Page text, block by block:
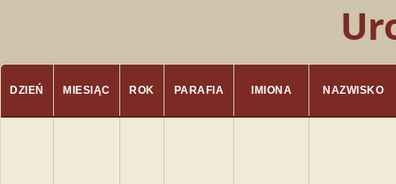
DZIEŃ MIESIĄC ROK PARAFIA IMIONA NAZWISKO